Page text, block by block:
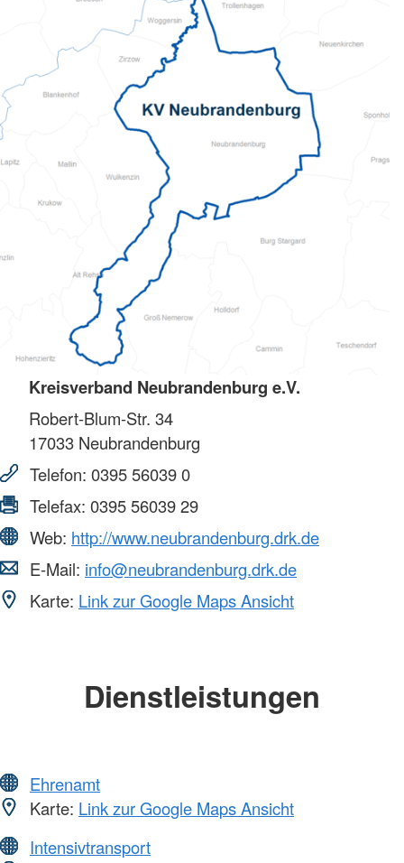
Kreisverband Neubrandenburg e.V.
Robert-Blum-Str. 34
17033 Neubrandenburg
Telefon: 0395 56039 0
Telefax: 0395 56039 29
Web: http://www.neubrandenburg.drk.de
E-Mail: info@neubrandenburg.drk.de
Karte: Link zur Google Maps Ansicht
Dienstleistungen
Ehrenamt
Karte: Link zur Google Maps Ansicht
Intensivtransport